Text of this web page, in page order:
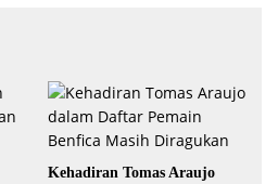
Kehadiran Tomas Araujo